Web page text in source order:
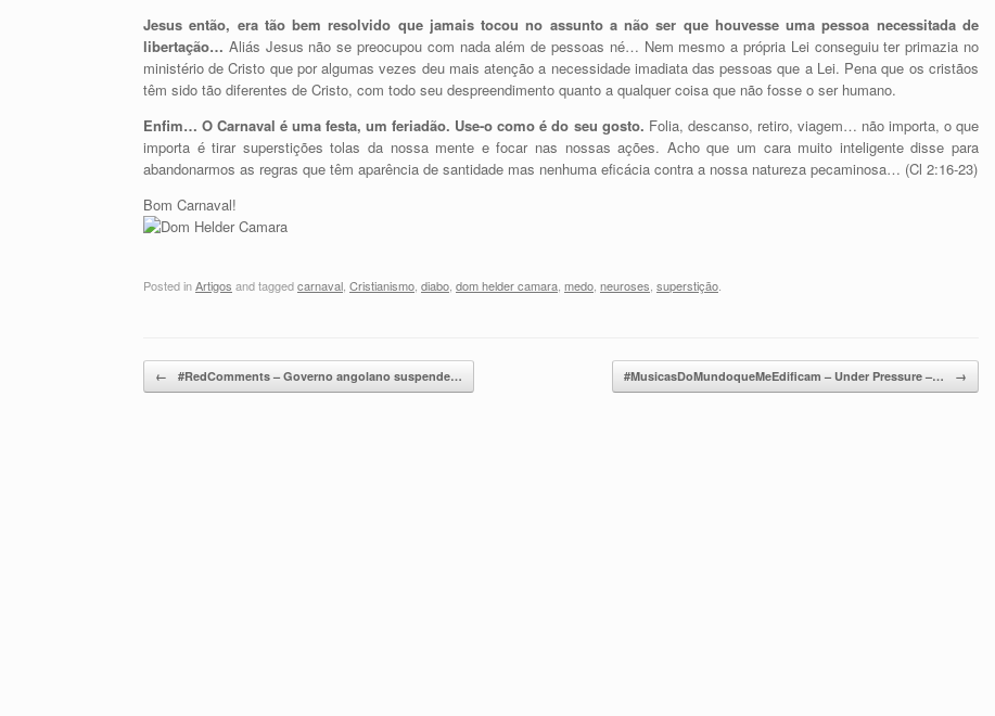
Jesus então, era tão bem resolvido que jamais tocou no assunto a não ser que houvesse uma pessoa necessitada de
libertação… Aliás Jesus não se preocupou com nada além de pessoas né… Nem mesmo a própria Lei conseguiu ter primazia no
ministério de Cristo que por algumas vezes deu mais atenção a necessidade imadiata das pessoas que a Lei. Pena que os cristãos
têm sido tão diferentes de Cristo, com todo seu despreendimento quanto a qualquer coisa que não fosse o ser humano.
Enfim… O Carnaval é uma festa, um feriadão. Use-o como é do seu gosto. Folia, descanso, retiro, viagem… não importa, o que
importa é tirar superstições tolas da nossa mente e focar nas nossas ações. Acho que um cara muito inteligente disse para
abandonarmos as regras que têm aparência de santidade mas nenhuma eficácia contra a nossa natureza pecaminosa… (Cl 2:16-23)
Bom Carnaval!
Posted inArtigos and taggedcarnaval Cristianismo diabo dom helder camara medo neuroses superstição
Post navigation
← #RedComments – Governo angolano suspende… #MusicasDoMundoqueMeEdificam – Under Pressure –… →